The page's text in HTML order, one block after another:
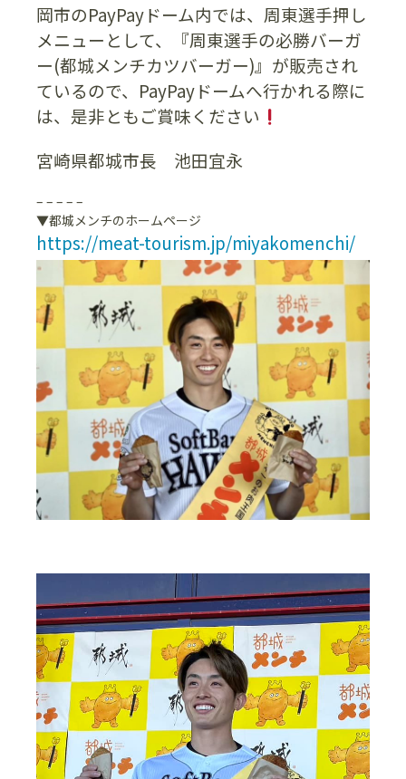
岡市のPayPayドーム内では、周東選手押し
メニューとして、『周東選手の必勝バーガ
ー(都城メンチカツバーガー)』が販売され
ているので、PayPayドームへ行かれる際に
は、是非ともご賞味ください
宮崎県都城市長 池田宜永
– – – – –
▼都城メンチのホームページ
https://meat-tourism.jp/miyakomenchi/